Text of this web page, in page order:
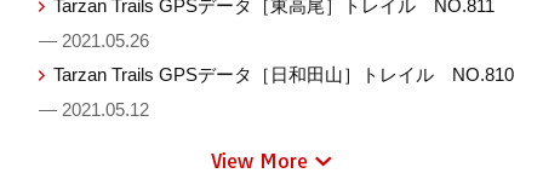
Tarzan Trails GPSデータ［東高尾］トレイル NO.811
— 2021.05.26
Tarzan Trails GPSデータ［日和田山］トレイル NO.810
— 2021.05.12
View More